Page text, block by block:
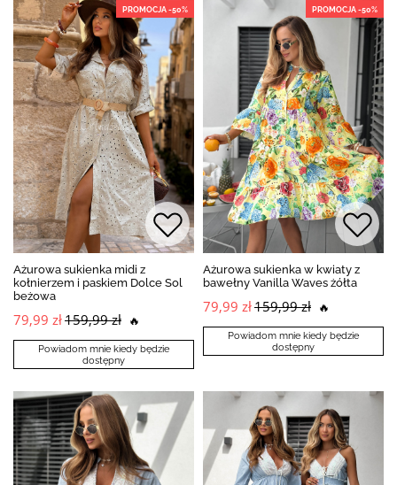
PROMOCJA -50%
Ażurowa sukienka midi z
kołnierzem i paskiem Dolce Sol
beżowa
79,99 zł159,99 zł 🔥
Powiadom mnie kiedy będzie
dostępny
PROMOCJA -50%
Ażurowa sukienka w kwiaty z
bawełny Vanilla Waves żółta
79,99 zł159,99 zł 🔥
Powiadom mnie kiedy będzie
dostępny